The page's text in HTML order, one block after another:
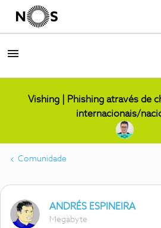
Vishing | Phishing através de
internacionais/
Comunidade
ANDRÉS ESPINEIRA
Megabyte